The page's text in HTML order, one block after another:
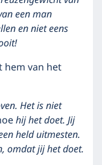
een man
en niet eens
hem van het
Het is niet
hij het doet. Jij
held uitmesten.
omdat jij het doet.